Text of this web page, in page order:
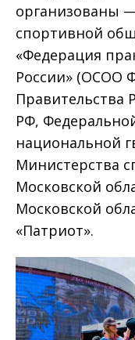
организованы
спортивной
«Федерация
России» (ОСОО
Правительства
РФ,
национальной
Министерства
Московской
Московской
«Патриот».